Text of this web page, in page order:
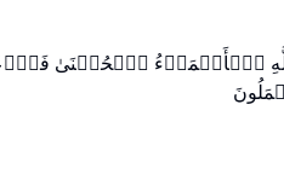
ٱلۡأَسۡمَاۤءُ ٱلۡحُسۡنَىٰ